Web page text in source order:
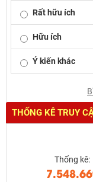
Rất hữu ích
Hữu ích
Ý kiến khác
THỐNG KÊ TRUY
Thống kê: